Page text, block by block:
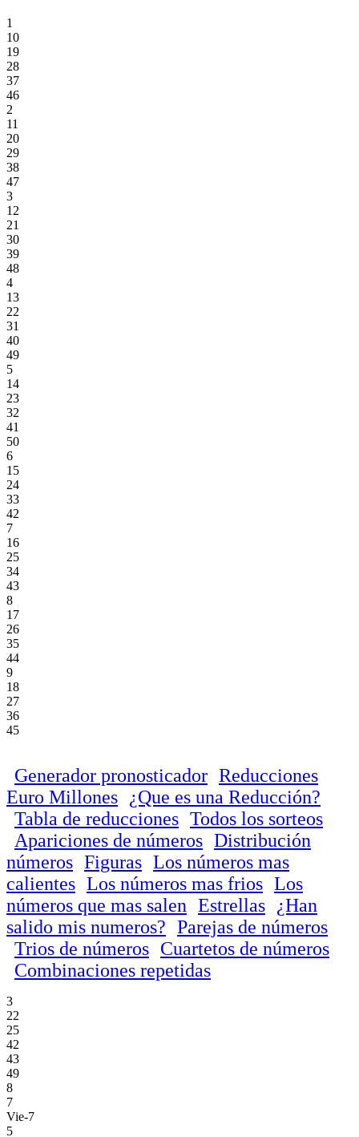
1
10
19
28
37
46
2
11
20
29
38
47
3
12
21
30
39
48
4
13
22
31
40
49
5
14
23
32
41
50
6
15
24
33
42
7
16
25
34
43
8
17
26
35
44
9
18
27
36
45
Generador pronosticador Reducciones
Euro Millones
¿Que es una Reducción?
Tabla de reducciones Todos los sorteos
Apariciones de números Distribución
números Figuras Los números mas
calientes Los números mas frios Los
números que mas salen Estrellas
¿Han
salido mis numeros? Parejas de números
Trios de números Cuartetos de números
Combinaciones repetidas
3
22
25
42
43
49
8
7
Vie-7
5